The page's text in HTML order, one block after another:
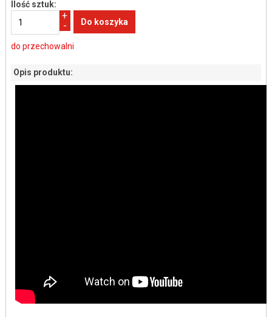
Ilość sztuk:
+
-
do przechowalni
Opis produktu: